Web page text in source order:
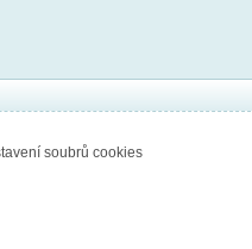
soubrů cookies